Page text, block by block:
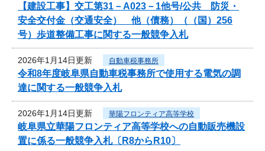
【建設工事】交工第31－A023－1他号/公共 防災・
安全交付金（交通安全） 他（債務）（（国）256
号）歩道整備工事に関する一般競争入札
2026年1月14日更新 自動車税事務所
令和8年度岐阜県自動車税事務所で使用する電気の調
達に関する一般競争入札
2026年1月14日更新 華陽フロンティア高等学校
岐阜県立華陽フロンティア高等学校への自動販売機設
置に係る一般競争入札〔R8からR10〕